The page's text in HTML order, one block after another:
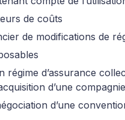
de coûts
de modifications de
d’assurance
d’une compagnie
d’une